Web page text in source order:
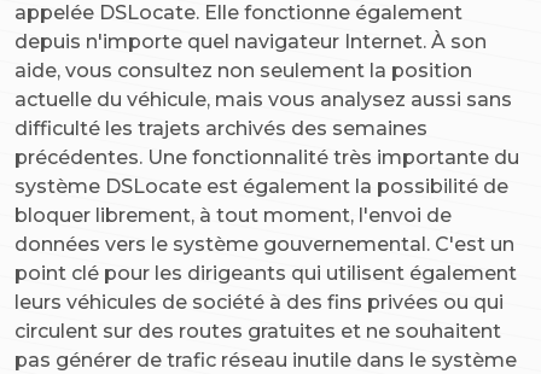
appelée DSLocate. Elle fonctionne également
depuis n'importe quel navigateur Internet. À son
aide, vous consultez non seulement la position
actuelle du véhicule, mais vous analysez aussi sans
difficulté les trajets archivés des semaines
précédentes. Une fonctionnalité très importante du
système DSLocate est également la possibilité de
bloquer librement, à tout moment, l'envoi de
données vers le système gouvernemental. C'est un
point clé pour les dirigeants qui utilisent également
leurs véhicules de société à des fins privées ou qui
circulent sur des routes gratuites et ne souhaitent
pas générer de trafic réseau inutile dans le système